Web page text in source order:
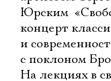
Юрским 
концерт
и
с поклоном
На лекциях в